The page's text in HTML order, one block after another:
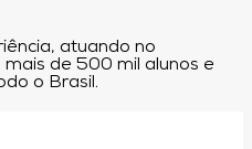
atuando no
de 500 mil alunos e
o Brasil.